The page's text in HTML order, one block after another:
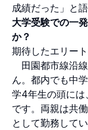
成績だった」と
大学受験での一
か？
期待したエリー
田園都市線沿線
ん。都内でも中
学4年生の頭には
です。両親は共
として勤務してい